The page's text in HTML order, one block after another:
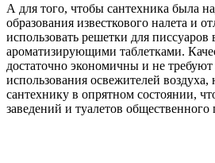
А для того, чтобы сантехника была
образования известкового налета и
использовать решетки для писсуаров
ароматизирующими таблетками.
достаточно экономичны и не
использования освежителей
сантехнику в опрятном состоянии,
заведений и туалетов общественного